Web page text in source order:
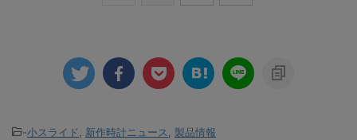
-小スライド 新作時計ニュース
製品情報